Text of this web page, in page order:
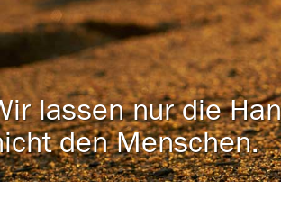
lassen nur die
den Menschen.